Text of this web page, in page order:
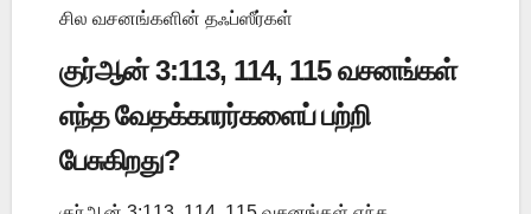
சில வசனங்களின் தஃப்ஸீர்கள்
குர்ஆன் 3:113, 114, 115 வசனங்கள்
எந்த வேதக்காரர்களைப் பற்றி
பேசுகிறது?